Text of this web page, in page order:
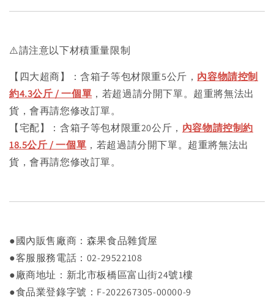
⚠️請注意以下材積重量限制
【四大超商】：含箱子等包材限重5公斤， 內容物請控制
約4.3公斤 / 一個單 ，若超過請分開下單。超重將無法出
貨，會再請您修改訂單。
【宅配】：含箱子等包材限重20公斤， 內容物請控制約
18.5公斤 / 一個單 ，若超過請分開下單。超重將無法出
貨，會再請您修改訂單。
●國內販售廠商：森果食品雜貨屋
●客服服務電話：02-29522108
●廠商地址：新北市板橋區富山街24號1樓
●食品業登錄字號：F-202267305-00000-9